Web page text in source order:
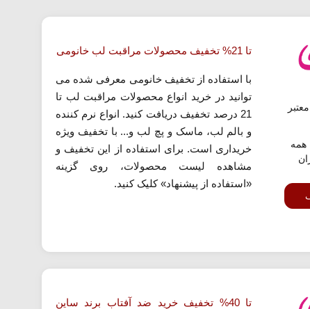
معتبر
همه
تا 21% تخفیف محصولات مراقبت لب خانومی
با استفاده از تخفیف خانومی معرفی شده می
توانید در خرید انواع محصولات مراقبت لب تا
21 درصد تخفیف دریافت کنید. انواع نرم کننده
و بالم لب، ماسک و پچ لب و... با تخفیف ویژه
خریداری است. برای استفاده از این تخفیف و
مشاهده لیست محصولات، روی گزینه
«استفاده از پیشنهاد» کلیک کنید.
تا 40% تخفیف خرید ضد آفتاب برند ساین